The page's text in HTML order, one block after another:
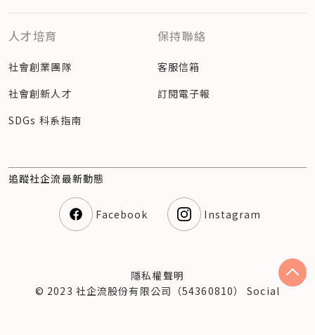
人才培育
社會創業團隊
社會創新人才
SDGs 科系指南
保持聯絡
客服信箱
訂閱電子報
追蹤社企流最新動態
Facebook Instagram
隱私權聲明
© 2023 社企流股份有限公司（54360810） Social